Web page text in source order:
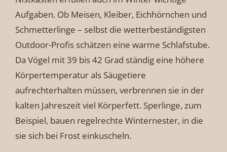
Aufgaben. Ob Meisen, Kleiber, Eichhörnchen und
Schmetterlinge – selbst die wetterbeständigsten
Outdoor-Profis schätzen eine warme Schlafstube.
Da Vögel mit 39 bis 42 Grad ständig eine höhere
Körpertemperatur als Säugetiere
aufrechterhalten müssen, verbrennen sie in der
kalten Jahreszeit viel Körperfett. Sperlinge, zum
Beispiel, bauen regelrechte Winternester, in die
sie sich bei Frost einkuscheln.